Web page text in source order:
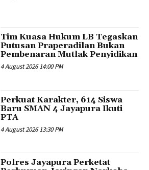
Tim Kuasa Hukum LB Tegaskan
Putusan Praperadilan Bukan
Pembenaran Mutlak Penyidikan
4 August 2026 14:00 PM
Perkuat Karakter, 614 Siswa
Baru SMAN 4 Jayapura Ikuti
PTA
4 August 2026 13:30 PM
Polres Jayapura Perketat